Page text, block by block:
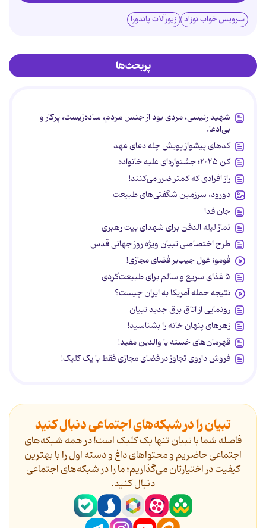
سرویس خواب نوزاد زیورآلات پاندورا
پربحث‌ها
شهید رئیسی، مردی بود از جنس مردم، ساده‌زیست، پرکار و
بی‌ادعا.
کدهای پیشواز پویش چله دعای عهد
کن ۲۰۲۵؛ جشنواره‌ای علیه خانواده
راز افرادی که کمتر ضرر می‌کنند!
دورود، سرزمین شگفتی‌های طبیعت
جان فدا
نماز لیله الدفن برای شهدای بیت رهبری
طرح اختصاصی تبیان ویژه روز جهانی قدس
فومو؛ غول جیب‌بر فضای مجازی!
۵ غذای سریع و سالم برای طبیعت‌گردی
نتیجه حمله آمریکا به ایران چیست؟
رونمایی از اتاق برق جدید تبیان
زهرهای پنهان خانه را بشناسید!
قهرمان‌های خسته یا والدین مفید!
فروش داروی تجاوز در فضای مجازی فقط با یک کلیک!
تبیان را در شبکه‌های اجتماعی دنبال کنید
فاصله شما با تبیان تنها یک کلیک است! در همه شبکه‌های
اجتماعی حاضریم و محتواهای داغ و دسته اول را با بهترین
کیفیت در اختیارتان می‌گذاریم؛ ما را در شبکه‌های اجتماعی
دنیال کنید.